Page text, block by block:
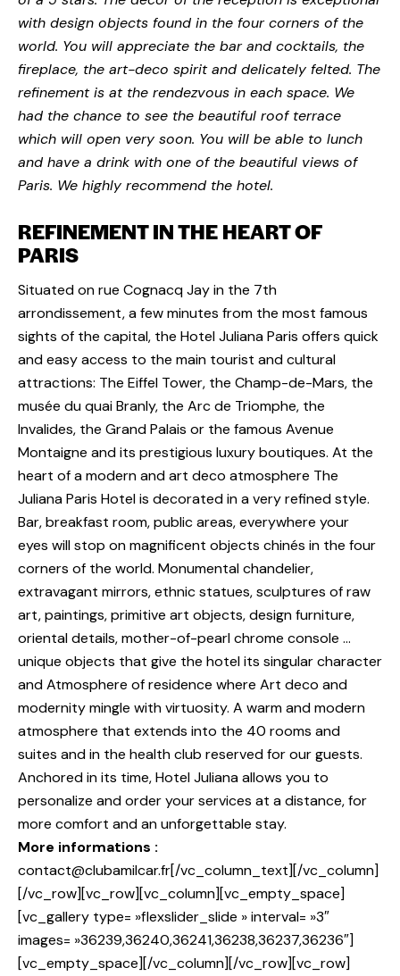
with design objects found in the four corners of the
world. You will appreciate the bar and cocktails, the
fireplace, the art-deco spirit and delicately felted. The
refinement is at the rendezvous in each space. We
had the chance to see the beautiful roof terrace
which will open very soon. You will be able to lunch
and have a drink with one of the beautiful views of
Paris. We highly recommend the hotel.
REFINEMENT IN THE HEART OF
PARIS
Situated on rue Cognacq Jay in the 7th
arrondissement, a few minutes from the most famous
sights of the capital, the Hotel Juliana Paris offers quick
and easy access to the main tourist and cultural
attractions: The Eiffel Tower, the Champ-de-Mars, the
musée du quai Branly, the Arc de Triomphe, the
Invalides, the Grand Palais or the famous Avenue
Montaigne and its prestigious luxury boutiques. At the
heart of a modern and art deco atmosphere The
Juliana Paris Hotel is decorated in a very refined style.
Bar, breakfast room, public areas, everywhere your
eyes will stop on magnificent objects chinés in the four
corners of the world. Monumental chandelier,
extravagant mirrors, ethnic statues, sculptures of raw
art, paintings, primitive art objects, design furniture,
oriental details, mother-of-pearl chrome console …
unique objects that give the hotel its singular character
and Atmosphere of residence where Art deco and
modernity mingle with virtuosity. A warm and modern
atmosphere that extends into the 40 rooms and
suites and in the health club reserved for our guests.
Anchored in its time, Hotel Juliana allows you to
personalize and order your services at a distance, for
more comfort and an unforgettable stay.
More informations :
contact@clubamilcar.fr[/vc_column_text][/vc_column]
[/vc_row][vc_row][vc_column][vc_empty_space]
[vc_gallery type= »flexslider_slide » interval= »3″
images= »36239,36240,36241,36238,36237,36236″]
[vc_empty_space][/vc_column][/vc_row][vc_row]